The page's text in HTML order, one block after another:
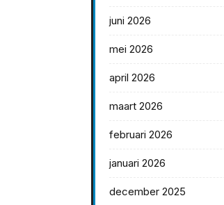
juni 2026
mei 2026
april 2026
maart 2026
februari 2026
januari 2026
december 2025